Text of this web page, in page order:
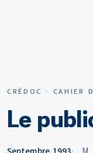
CRÉDOC · CAHIER
Le